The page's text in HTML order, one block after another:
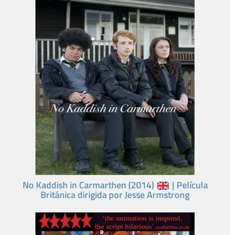
No Kaddish in Carmarthen (2014) | Película
Británica dirigida por Jesse Armstrong